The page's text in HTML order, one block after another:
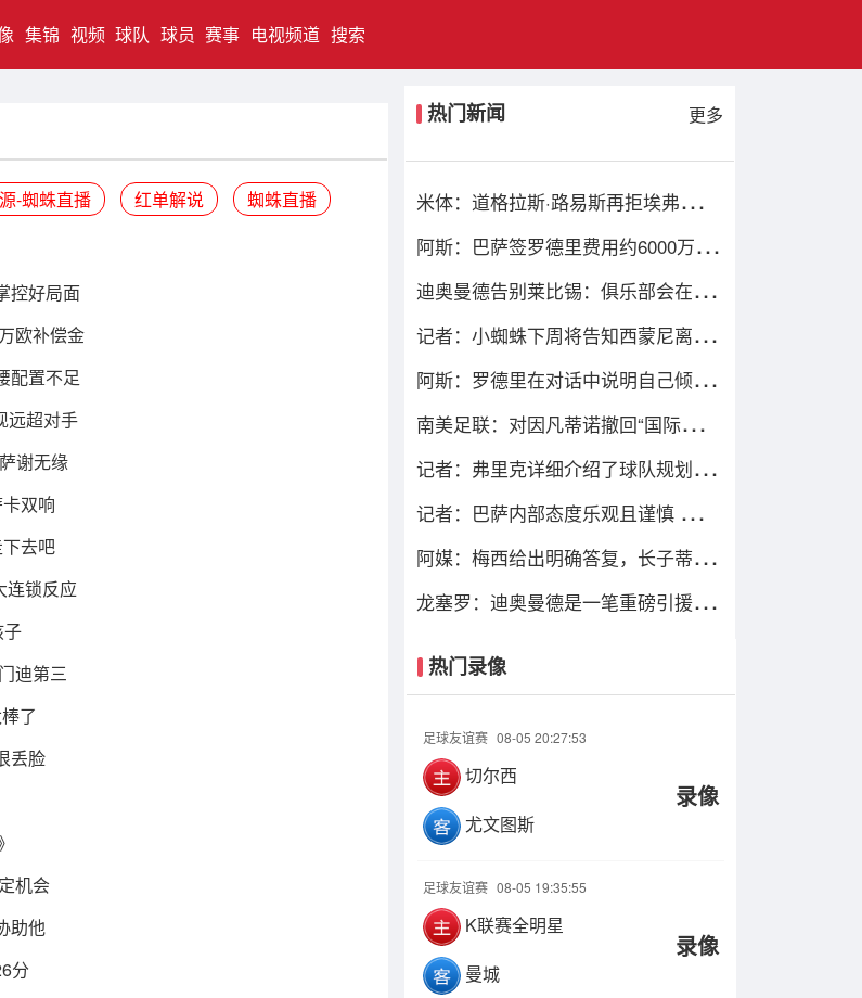
集锦 视频 球队 球员 赛事 电视频道 搜索
-蜘蛛直播 红单解说 蜘蛛直播
控好局面
欧补偿金
配置不足
远超对手
谢无缘
双响
去吧
连锁反应
子
迪第三
了
丢脸
机会
助他
分
热门新闻 更多
米体：道格拉斯·路易斯再拒埃弗顿，
阿斯：巴萨签罗德里费用约6000万欧
迪奥曼德告别莱比锡：俱乐部会在我
记者：小蜘蛛下周将告知西蒙尼离队
阿斯：罗德里在对话中说明自己倾向
南美足联：对因凡蒂诺撤回“国际足联
记者：弗里克详细介绍了球队规划，
记者：巴萨内部态度乐观且谨慎 感觉
阿媒：梅西给出明确答复，长子蒂亚
龙塞罗：迪奥曼德是一笔重磅引援，
热门录像
足球友谊赛 08-05 20:27:53
切尔西
尤文图斯
录像
足球友谊赛 08-05 19:35:55
K联赛全明星
曼城
录像